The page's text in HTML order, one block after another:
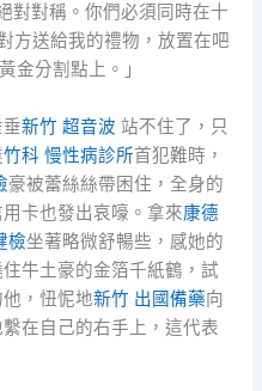
對對稱。你們必須同時在十
方送給我的禮物，放置在吧
黃金分割點上。」
新竹 超音波 站不住了，只
竹科 慢性病診所首犯難時，
豪被蕾絲絲帶困住，全身的
卡也發出哀嚎。拿來康德
檢坐著略微舒暢些，感她的
牛土豪的金箔千紙鶴，試
，忸怩地新竹 出國備藥向
在自己的右手上，這代表